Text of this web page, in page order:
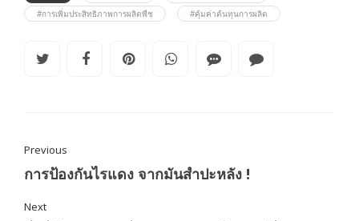
#การเพิ่มประสิทธิภาพการผลิตพืช
#คุ้มค่าต้นทุนการผลิต
Previous
การป้องกันไรแดง จากมันสำปะหลัง !
Next